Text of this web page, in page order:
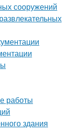
сооружений
работы
здания